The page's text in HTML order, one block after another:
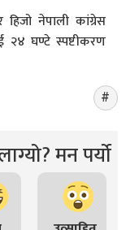
नेपाली कांग्रेस
२४ घण्टे स्पष्टीकरण
मन पर्यो